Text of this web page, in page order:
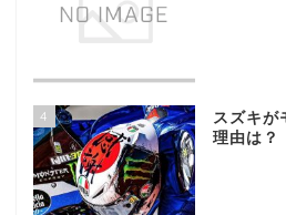
4
スズキが
理由は？